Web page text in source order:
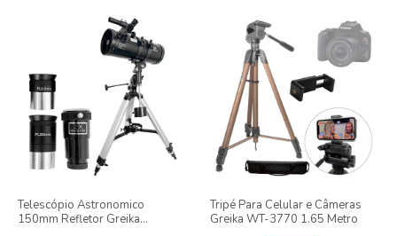
Telescópio Astronomico
150mm Refletor Greika
Tripé Para Celular e Câmeras
Greika WT-3770 1.65 Metro